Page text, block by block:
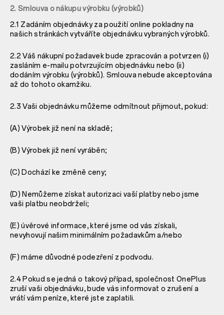
2. Smlouva o nákupu výrobku (výrobků)
2.1 Zadáním objednávky za použití online pokladny na
našich stránkách vytváříte objednávku vybraných výrobků.
2.2 Váš nákupní požadavek bude zpracován a potvrzen (i)
zasláním e-mailu potvrzujícím objednávku nebo (ii)
dodáním výrobku (výrobků). Smlouva nebude akceptována
až do tohoto okamžiku.
2.3 Vaši objednávku můžeme odmítnout přijmout, pokud:
(A) Výrobek již není na skladě;
(B) Výrobek již není vyráběn;
(C) Dochází ke změně ceny;
(D) Nemůžeme získat autorizaci vaší platby nebo jsme
vaši platbu neobdrželi;
(E) úvěrové informace, které jsme od vás získali,
nevyhovují našim minimálním požadavkům a/nebo
(F) máme důvodné podezření z podvodu.
2.4 Pokud se jedná o takový případ, společnost OnePlus
zruší vaši objednávku, bude vás informovat o zrušení a
vrátí vám peníze, které jste zaplatili.